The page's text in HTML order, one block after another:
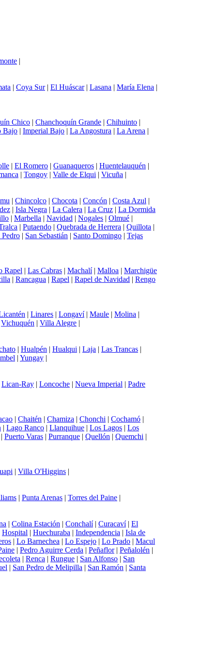
|
| Coya Sur| El Huáscar| Lasana | María Elena |
Chico | Chanchoquín Grande | Chihuinto |
Bajo | Imperial Bajo | La Angostura | La Arena |
| El Romero | Guanaqueros | Huentelauquén |
| Tongoy | Valle de Elqui | Vicuña |
| Chincolco | Chocota | Concón | Costa Azul |
| Isla Negra | La Calera | La Cruz | La Dormida
| Marbella | Navidad | Nogales | Olmué |
| Putaendo | Quebrada de Herrera | Quillota |
Pedro | San Sebastián | Santo Domingo | Tejas
Rapel | Las Cabras | Machalí| Malloa | Marchigüe
| Rancagua | Rapel | Rapel de Navidad | Rengo
| Linares | Longaví| Maule | Molina |
Vichuquén | Villa Alegre |
| Hualpén | Hualqui | Laja | Las Trancas |
| Yungay |
Lican-Ray | Loncoche | Nueva Imperial | Padre
| Chaitén | Chamiza | Chonchi | Cochamó |
| Lago Ranco | Llanquihue | Los Lagos | Los
Puerto Varas | Purranque | Quellón | Quemchi |
| Villa O'Higgins |
| Punta Arenas | Torres del Paine |
| Colina Estación | Conchalí| Curacaví| El
Hospital | Huechuraba | Independencia | Isla de
| Lo Barnechea | Lo Espejo | Lo Prado | Macul
| Pedro Aguirre Cerda | Peñaflor| Peñalolén |
| Renca | Rungue | San Alfonso | San
| San Pedro de Melipilla | San Ramón | Santa